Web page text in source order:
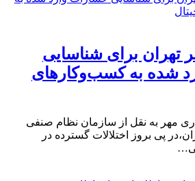
تهران برای شناسایی
شده به کسب‌وکارهای
مهر به نقل از سازمان نظام صنفی
پی بروز اختلالات گسترده در